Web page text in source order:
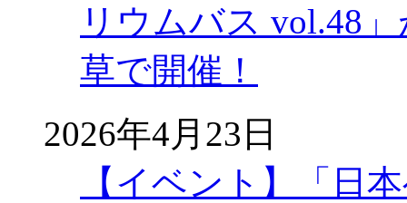
リウムバス vol.48
草で開催！
2026年4月23日
【イベント】「日